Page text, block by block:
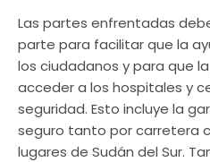
Las partes enfrentadas
parte para facilitar que la
los ciudadanos y para que
acceder a los hospitales y
seguridad. Esto incluye la
seguro tanto por carretera
lugares de Sudán del Sur.